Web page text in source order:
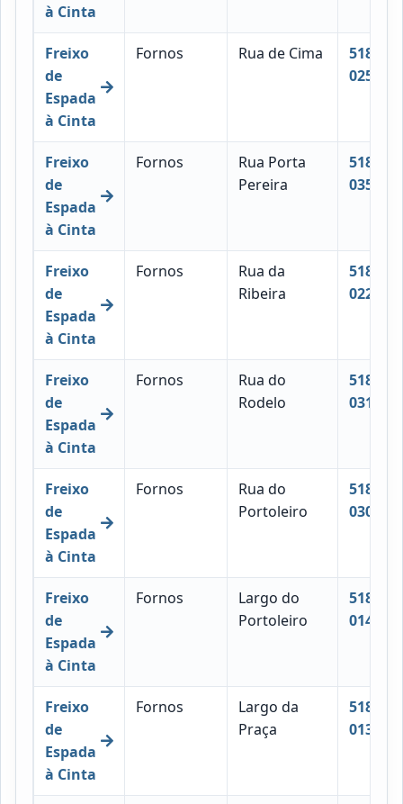
à Cinta
Freixo
de
Espada
à Cinta
Fornos Rua de Cima
5180-
025
Freixo
de
Espada
à Cinta
Fornos
Rua Porta
Pereira
5180-
035
Freixo
de
Espada
à Cinta
Fornos
Rua da
Ribeira
5180-
022
Freixo
de
Espada
à Cinta
Fornos
Rua do
Rodelo
5180-
031
Freixo
de
Espada
à Cinta
Fornos
Rua do
Portoleiro
5180-
030
Freixo
de
Espada
à Cinta
Fornos
Largo do
Portoleiro
5180-
014
Freixo
de
Espada
à Cinta
Fornos
Largo da
Praça
5180-
013